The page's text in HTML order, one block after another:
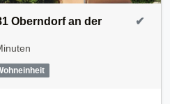
Oberndorf an der
✔